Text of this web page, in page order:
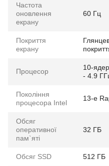
Частота
оновлення
екрану
60 Гц
Покриття
екрану
Процесор
10-
- 4.9
Покоління
процесора Intel
13-е
Обсяг
оперативної
пам`яті
32 ГБ
Обсяг SSD 512 ГБ